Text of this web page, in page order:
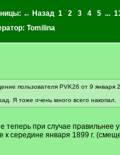
← Назад 1 2 3 4 5 ...
Tomilina
пользователя PVK26 от 9 января
Я тоже очень много всего накопал.
теперь при случае
к середине января 1899 г.